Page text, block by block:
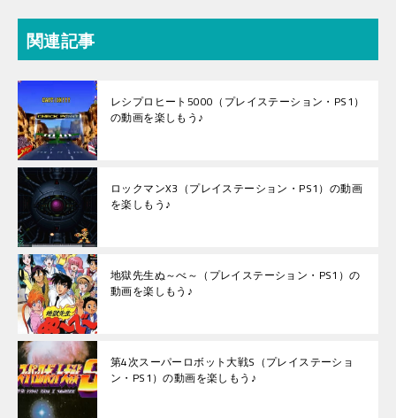
関連記事
レシプロヒート5000（プレイステーション・PS1）
の動画を楽しもう♪
ロックマンX3（プレイステーション・PS1）の動画
を楽しもう♪
地獄先生ぬ～べ～（プレイステーション・PS1）の
動画を楽しもう♪
第4次スーパーロボット大戦S（プレイステーショ
ン・PS1）の動画を楽しもう♪